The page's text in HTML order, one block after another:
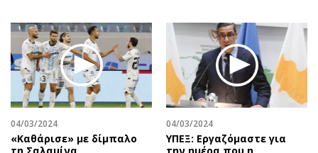
04/03/2024
«Καθάρισε» με δίμπαλο
04/03/2024
ΥΠΕΞ: Εργαζόμαστε για